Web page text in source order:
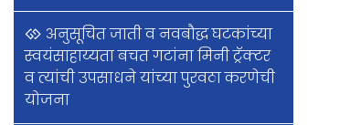
अनुसूचित जाती व नवबौद्ध घटकांच्या
स्वयंसाहाय्यता बचत गटांना मिनी ट्रॅक्टर
व त्यांची उपसाधने यांच्या पुरवठा करणेची
योजना